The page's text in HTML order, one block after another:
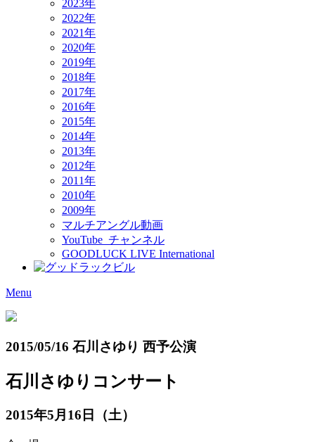
2023年
2022年
2021年
2020年
2019年
2018年
2017年
2016年
2015年
2014年
2013年
2012年
2011年
2010年
2009年
マルチアングル動画
YouTube チャンネル
GOODLUCK LIVE International
Menu
2015/05/16 石川さゆり 西予公演
石川さゆりコンサート
2015年5月16日（土）